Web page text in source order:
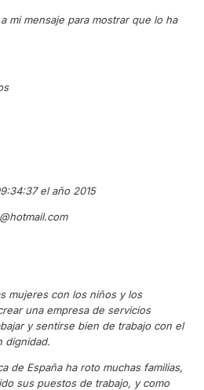
mi mensaje para mostrar que lo ha
​​el año 2015
mujeres con los niños y los
una empresa de servicios
y sentirse bien de trabajo con el
dignidad.
de España ha roto muchas familias,
sus puestos de trabajo, y como